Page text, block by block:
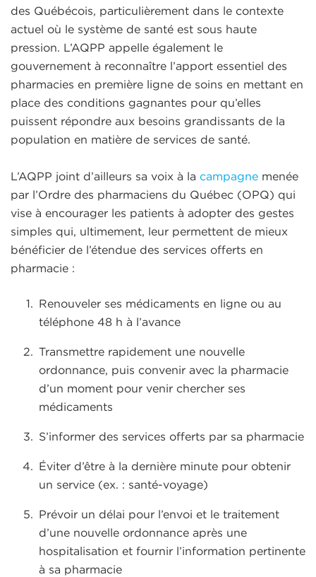
des Québécois, particulièrement dans le contexte
actuel où le système de santé est sous haute
pression. L’AQPP appelle également le
gouvernement à reconnaître l’apport essentiel des
pharmacies en première ligne de soins en mettant en
place des conditions gagnantes pour qu’elles
puissent répondre aux besoins grandissants de la
population en matière de services de santé.
L’AQPP joint d’ailleurs sa voix à la campagne menée
par l’Ordre des pharmaciens du Québec (OPQ) qui
vise à encourager les patients à adopter des gestes
simples qui, ultimement, leur permettent de mieux
bénéficier de l’étendue des services offerts en
pharmacie :
Renouveler ses médicaments en ligne ou au
téléphone 48 h à l’avance
Transmettre rapidement une nouvelle
ordonnance, puis convenir avec la pharmacie
d’un moment pour venir chercher ses
médicaments
S’informer des services offerts par sa pharmacie
Éviter d’être à la dernière minute pour obtenir
un service (ex. : santé-voyage)
Prévoir un délai pour l’envoi et le traitement
d’une nouvelle ordonnance après une
hospitalisation et fournir l’information pertinente
à sa pharmacie